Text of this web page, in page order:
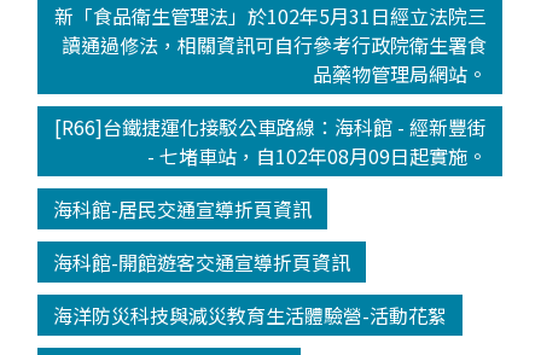
新「食品衛生管理法」於102年5月31日經立法院三
讀通過修法，相關資訊可自行參考行政院衛生署食
品藥物管理局網站。
[R66]台鐵捷運化接駁公車路線：海科館 - 經新豐街
- 七堵車站，自102年08月09日起實施。
海科館-居民交通宣導折頁資訊
海科館-開館遊客交通宣導折頁資訊
海洋防災科技與減災教育生活體驗營-活動花絮